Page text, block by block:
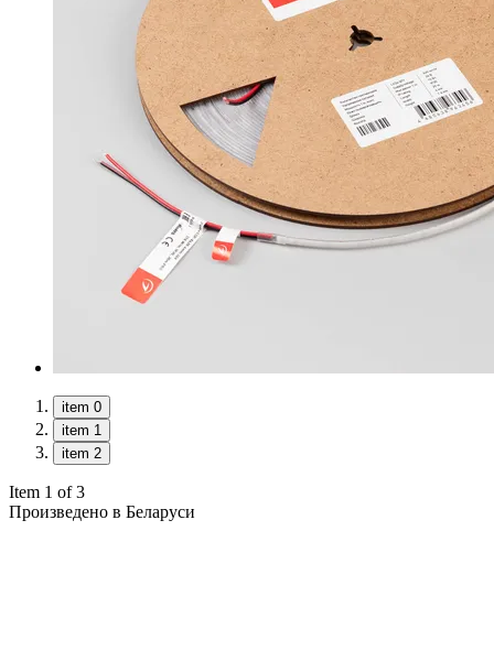
item 0
item 1
item 2
Item 1 of 3
Произведено в Беларуси